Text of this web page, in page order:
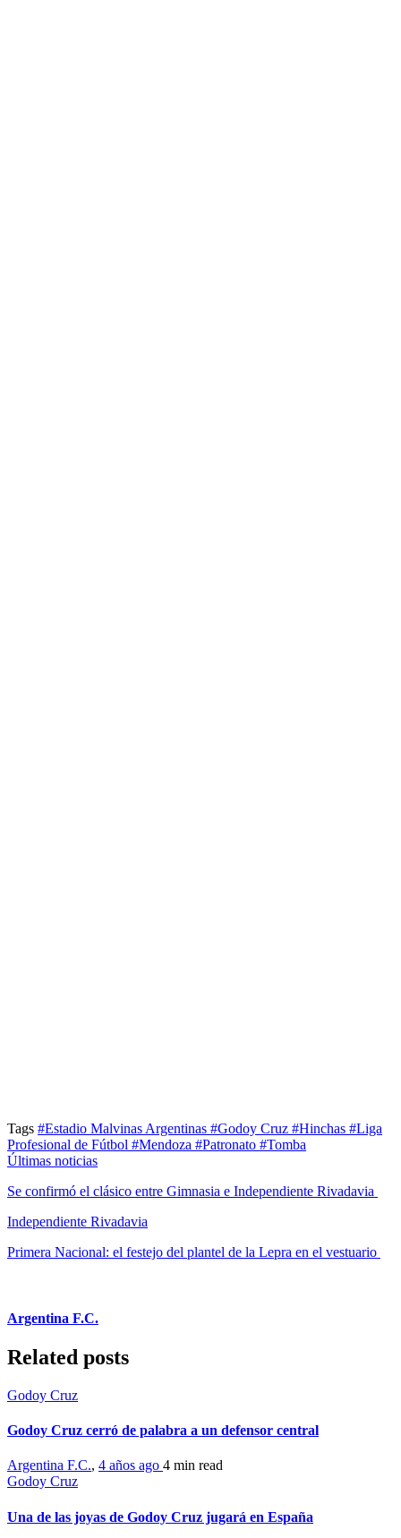
Tags #Estadio Malvinas Argentinas #Godoy Cruz #Hinchas #Liga
Profesional de Fútbol #Mendoza #Patronato #Tomba
Últimas noticias
Se confirmó el clásico entre Gimnasia e Independiente Rivadavia
Independiente Rivadavia
Primera Nacional: el festejo del plantel de la Lepra en el vestuario
Argentina F.C.
Related posts
Godoy Cruz
Godoy Cruz cerró de palabra a un defensor central
Argentina F.C., 4 años ago 4 min read
Godoy Cruz
Una de las joyas de Godoy Cruz jugará en España